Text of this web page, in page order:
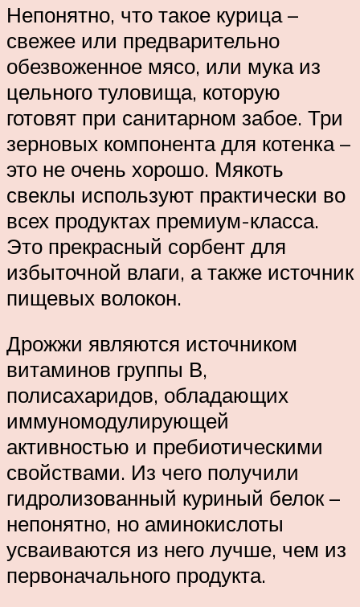
Непонятно, что такое курица –
свежее или предварительно
обезвоженное мясо, или мука из
цельного туловища, которую
готовят при санитарном забое. Три
зерновых компонента для котенка –
это не очень хорошо. Мякоть
свеклы используют практически во
всех продуктах премиум-класса.
Это прекрасный сорбент для
избыточной влаги, а также источник
пищевых волокон.
Дрожжи являются источником
витаминов группы В,
полисахаридов, обладающих
иммуномодулирующей
активностью и пребиотическими
свойствами. Из чего получили
гидролизованный куриный белок –
непонятно, но аминокислоты
усваиваются из него лучше, чем из
первоначального продукта.